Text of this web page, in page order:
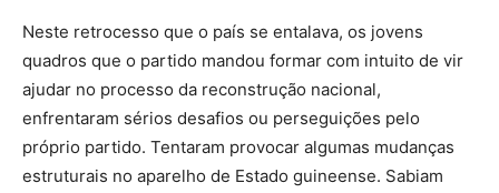
Neste retrocesso que o país se entalava, os jovens
quadros que o partido mandou formar com intuito de vir
ajudar no processo da reconstrução nacional,
enfrentaram sérios desafios ou perseguições pelo
próprio partido. Tentaram provocar algumas mudanças
estruturais no aparelho de Estado guineense. Sabiam